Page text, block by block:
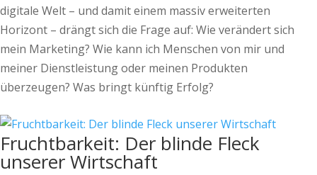
digitale Welt – und damit einem massiv erweiterten
Horizont – drängt sich die Frage auf: Wie verändert sich
mein Marketing? Wie kann ich Menschen von mir und
meiner Dienstleistung oder meinen Produkten
überzeugen? Was bringt künftig Erfolg?
Fruchtbarkeit: Der blinde Fleck
unserer Wirtschaft